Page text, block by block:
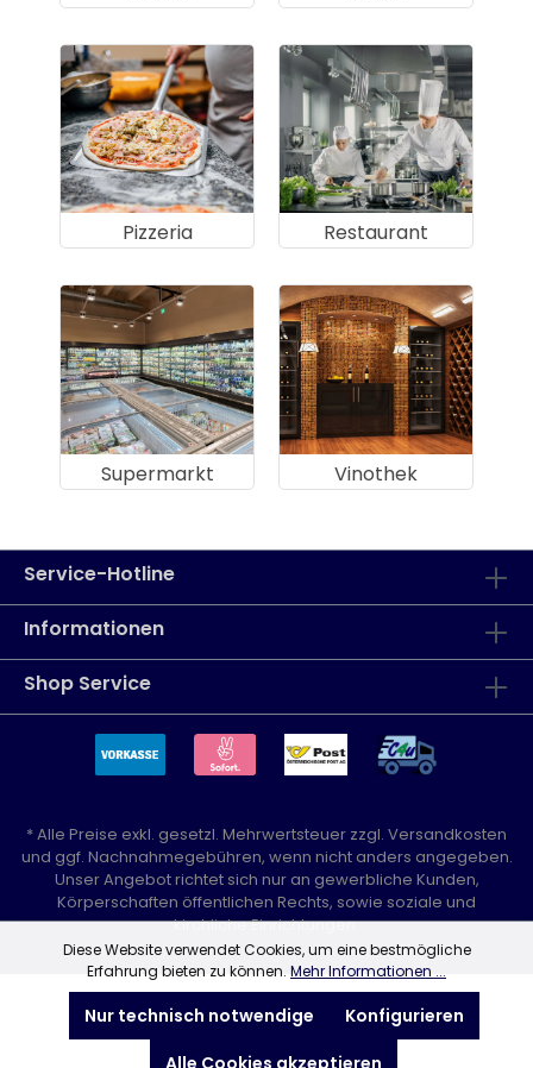
Pizzeria Restaurant
Supermarkt Vinothek
Service-Hotline
Informationen
Shop Service
* Alle Preise exkl. gesetzl. Mehrwertsteuer zzgl. Versandkosten
und ggf. Nachnahmegebühren, wenn nicht anders angegeben.
Unser Angebot richtet sich nur an gewerbliche Kunden,
Körperschaften öffentlichen Rechts, sowie soziale und
kirchliche Einrichtungen.
Diese Website verwendet Cookies, um eine bestmögliche
Erfahrung bieten zu können. Mehr Informationen ...
Nur technisch notwendige
Konfigurieren
Alle Cookies akzeptieren